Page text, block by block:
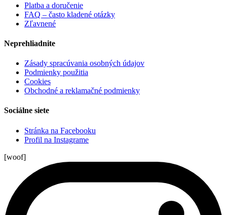
Platba a doručenie
FAQ – často kladené otázky
Zľavnené
Neprehliadnite
Zásady spracúvania osobných údajov
Podmienky použitia
Cookies
Obchodné a reklamačné podmienky
Sociálne siete
Stránka na Facebooku
Profil na Instagrame
[woof]